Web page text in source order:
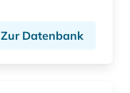
Zur Datenbank